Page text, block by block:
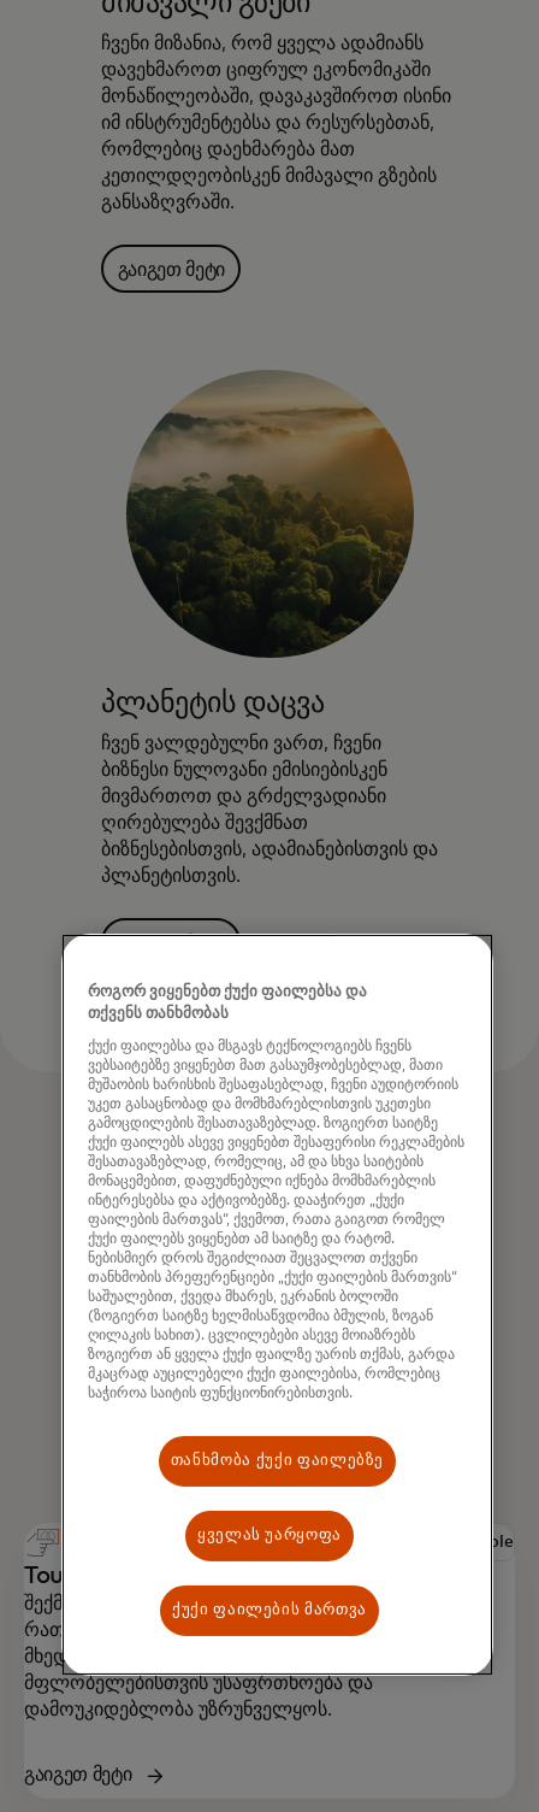
ჩვენი მიზანია, რომ ყველა ადამიანს
დავეხმაროთ ციფრულ ეკონომიკაში
მონაწილეობაში, დავაკავშიროთ ისინი
იმ ინსტრუმენტებსა და რესურსებთან,
რომლებიც დაეხმარება მათ
კეთილდღეობისკენ მიმავალი გზების
განსაზღვრაში.
გაიგეთ მეტი
პლანეტის დაცვა
ჩვენ ვალდებულნი ვართ, ჩვენი
ბიზნესი ნულოვანი ემისიებისკენ
მივმართოთ და გრძელვადიანი
ღირებულება შევქმნათ
ბიზნესებისთვის, ადამიანებისთვის და
პლანეტისთვის.
გაიგეთ მეტი
People
Touch Card
შექმნილია ხელმისაწვდომობის გათვალისწინებით,
რათა მთელ მსოფლიოში უსინათლო და
მხედველობადაქვეითებული ბარათის
მფლობელებისთვის უსაფრთხოება და
დამოუკიდებლობა უზრუნველყოს.
გაიგეთ მეტი
როგორ ვიყენებთ ქუქი ფაილებსა და
თქვენს თანხმობას
ქუქი ფაილებსა და მსგავს ტექნოლოგიებს ჩვენს
ვებსაიტებზე ვიყენებთ მათ გასაუმჯობესებლად, მათი
მუშაობის ხარისხის შესაფასებლად, ჩვენი აუდიტორიის
უკეთ გასაცნობად და მომხმარებლისთვის უკეთესი
გამოცდილების შესათავაზებლად. ზოგიერთ საიტზე
ქუქი ფაილებს ასევე ვიყენებთ შესაფერისი რეკლამების
შესათავაზებლად, რომელიც, ამ და სხვა საიტების
მონაცემებით, დაფუძნებული იქნება მომხმარებლის
ინტერესებსა და აქტივობებზე. დააჭირეთ „ქუქი
ფაილების მართვას“, ქვემოთ, რათა გაიგოთ რომელ
ქუქი ფაილებს ვიყენებთ ამ საიტზე და რატომ.
ნებისმიერ დროს შეგიძლიათ შეცვალოთ თქვენი
თანხმობის პრეფერენციები „ქუქი ფაილების მართვის“
საშუალებით, ქვედა მხარეს, ეკრანის ბოლოში
(ზოგიერთ საიტზე ხელმისაწვდომია ბმულის, ზოგან
ღილაკის სახით). ცვლილებები ასევე მოიაზრებს
ზოგიერთ ან ყველა ქუქი ფაილზე უარის თქმას, გარდა
მკაცრად აუცილებელი ქუქი ფაილებისა, რომლებიც
საჭიროა საიტის ფუნქციონირებისთვის.
თანხმობა ქუქი ფაილებზე
ყველას უარყოფა
ქუქი ფაილების მართვა